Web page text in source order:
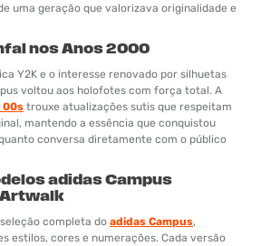
uma geração que valorizava originalidade e
nos Anos 2000
Y2K e o interesse renovado por silhuetas
voltou aos holofotes com força total. A
00s trouxe atualizações sutis que respeitam
mantendo a essência que conquistou
conversa diretamente com o público
adidas Campus
Artwalk
completa do adidas Campus,
estilos, cores e numerações. Cada versão